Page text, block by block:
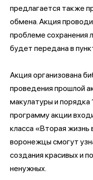
предлагается также
обмена. Акция
проблеме сохранения
будет передана в
Акция организована
проведения прошлой
макулатуры и порядка
программу акции
класса «Вторая
воронежцы смогут
создания красивых и
ненужных.